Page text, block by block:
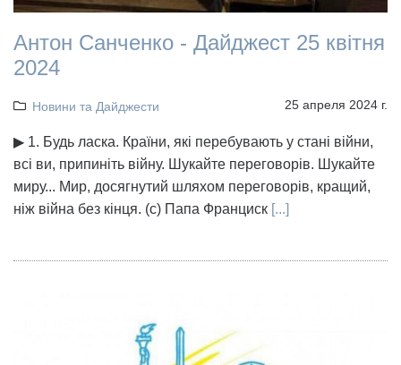
Антон Санченко - Дайджест 25 квітня
2024
Новини та Дайджести 25 апреля 2024 г.
▶ 1. Будь ласка. Країни, які перебувають у стані війни,
всі ви, припиніть війну. Шукайте переговорів. Шукайте
миру... Мир, досягнутий шляхом переговорів, кращий,
ніж війна без кінця. (с) Папа Франциск [...]